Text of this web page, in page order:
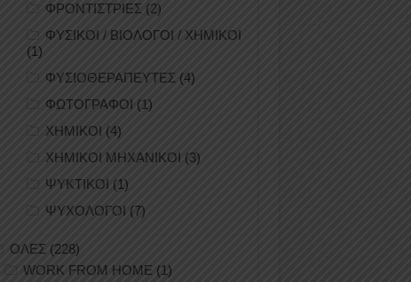
ΦΡΟΝΤΙΣΤΡΙΕΣ (2)
ΦΥΣΙΚΟΙ / ΒΙΟΛΟΓΟΙ / ΧΗΜΙΚΟΙ
(1)
ΦΥΣΙΟΘΕΡΑΠΕΥΤΕΣ (4)
ΦΩΤΟΓΡΑΦΟΙ (1)
ΧΗΜΙΚΟΙ (4)
ΧΗΜΙΚΟΙ ΜΗΧΑΝΙΚΟΙ (3)
ΨΥΚΤΙΚΟΙ (1)
ΨΥΧΟΛΟΓΟΙ (7)
ΟΛΕΣ (228)
WORK FROM HOME (1)